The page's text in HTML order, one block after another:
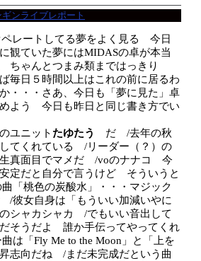
ンライブレポート
ペレートしてる夢をよく見る 今日
観ていた夢にはMIDASの卓が本当
ちゃんとつまみ類まではっきり
毎日５時間以上はこれの前に居るわ
・・・さあ、今日も「夢に見た」卓
よう 今日も昨日と同じ書き方でい
ユニット たゆたう
だ /去年の秋
てくれている /リーダー（？）の
生真面目でマメだ /voのナナコ 今
定だと自分で言うけど そういうと
「桃色の炭酸水」・・・マジック
/彼女自身は「もういい加減いやに
シャカシャカ /でもいい音出して
そうだよ 誰か手伝ってやってくれ
は「Fly Me to the Moon」と「上を
志向だね /まだ未完成だという曲